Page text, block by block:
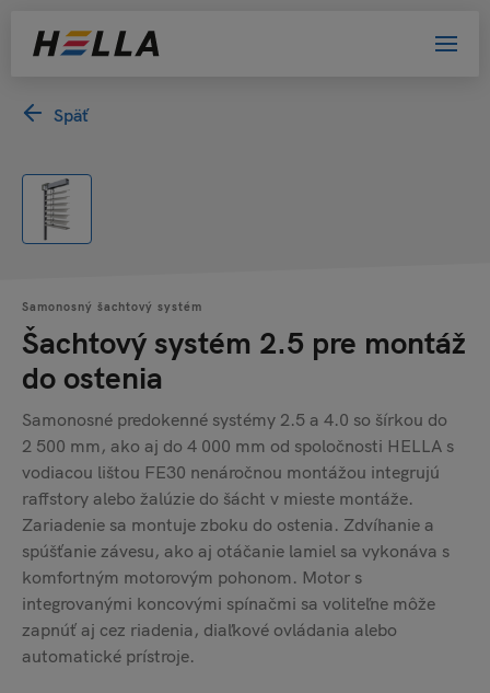
Späť
Samonosný šachtový systém
Šachtový systém 2.5 pre montáž
do ostenia
Samonosné predokenné systémy 2.5 a 4.0 so šírkou do
2 500 mm, ako aj do 4 000 mm od spoločnosti HELLA s
vodiacou lištou FE30 nenáročnou montážou integrujú
raffstory alebo žalúzie do šácht v mieste montáže.
Zariadenie sa montuje zboku do ostenia. Zdvíhanie a
spúšťanie závesu, ako aj otáčanie lamiel sa vykonáva s
komfortným motorovým pohonom. Motor s
integrovanými koncovými spínačmi sa voliteľne môže
zapnúť aj cez riadenia, diaľkové ovládania alebo
automatické prístroje.